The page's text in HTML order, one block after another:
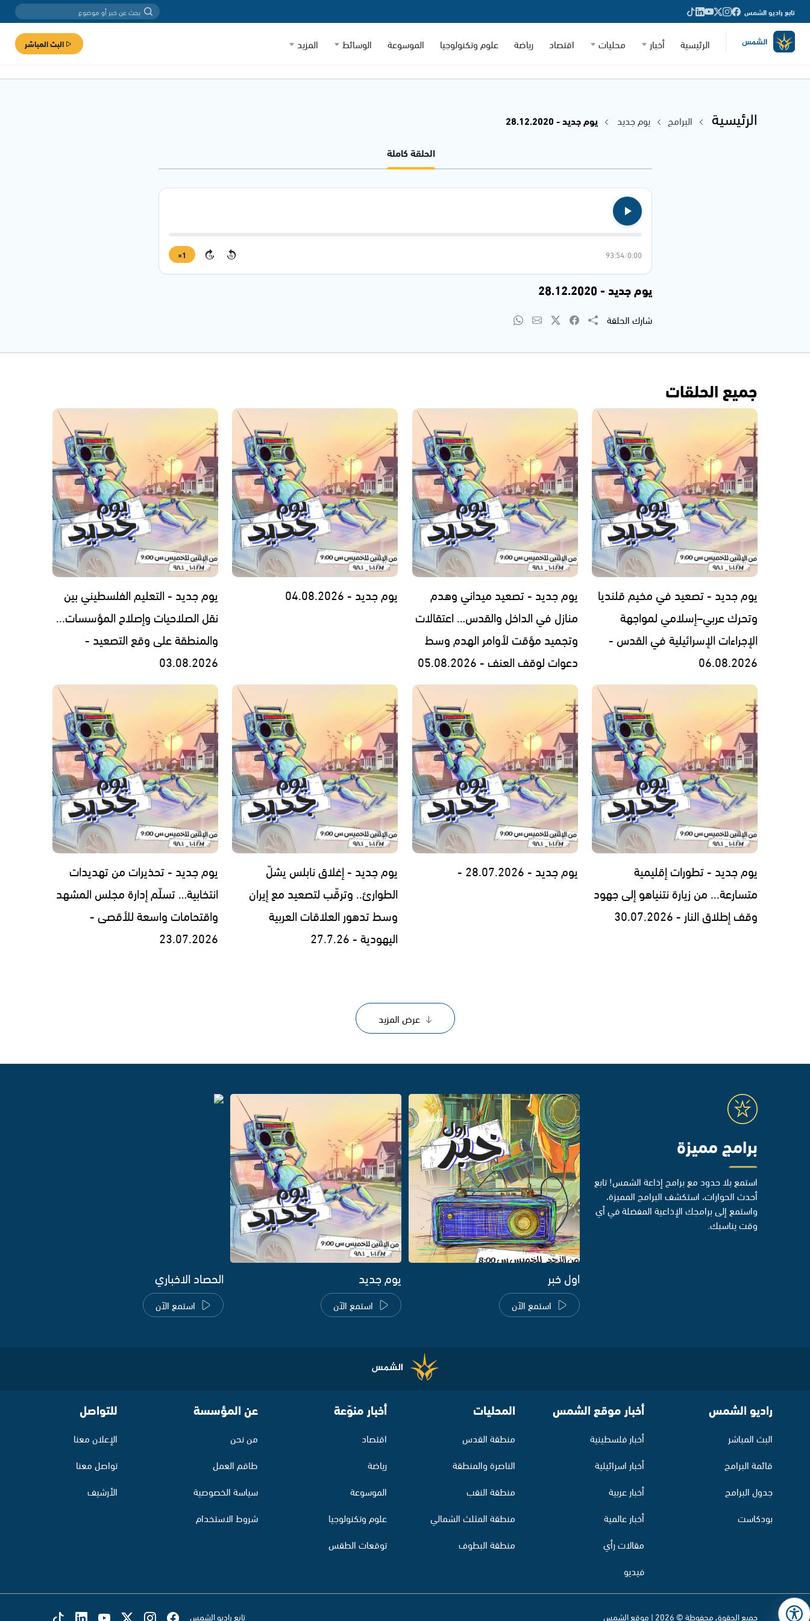
تابع راديو الشمس
الرئيسية أخبار محليات اقتصاد رياضة علوم وتكنولوجيا الموسوعة الوسائط المزيد البث المباشر
الرئيسية البرامج يوم جديد
يوم جديد - 28.12.2020
الحلقة كاملة
0:00
/
93:54
15
15
1×
يوم جديد - 28.12.2020
شارك الحلقة
جميع الحلقات
يوم جديد - تصعيد في مخيم قلنديا
وتحرك عربي–إسلامي لمواجهة
الإجراءات الإسرائيلية في القدس -
06.08.2026
يوم جديد - تصعيد ميداني وهدم
منازل في الداخل والقدس… اعتقالات
وتجميد مؤقت لأوامر الهدم وسط
دعوات لوقف العنف - 05.08.2026
يوم جديد - 04.08.2026
يوم جديد - التعليم الفلسطيني بين
نقل الصلاحيات وإصلاح المؤسسات...
والمنطقة على وقع التصعيد -
03.08.2026
يوم جديد - تطورات إقليمية
متسارعة... من زيارة نتنياهو إلى جهود
وقف إطلاق النار - 30.07.2026
يوم جديد - 28.07.2026 -
يوم جديد - إغلاق نابلس يشلّ
الطوارئ.. وترقّب لتصعيد مع إيران
وسط تدهور العلاقات العربية
اليهودية - 27.7.26
يوم جديد - تحذيرات من تهديدات
انتخابية… تسلّم إدارة مجلس المشهد
واقتحامات واسعة للأقصى -
23.07.2026
عرض المزيد
برامج مميزة
استمع بلا حدود مع برامج إذاعة الشمس! تابع
أحدث الحوارات، استكشف البرامج المميزة،
واستمع إلى برامجك الإذاعية المفضلة في أي
وقت يناسبك.
اول خبر
استمع الآن
يوم جديد
استمع الآن
الحصاد الاخباري
استمع الآن
راديو الشمس
البث المباشر
قائمة البرامج
جدول البرامج
بودكاست
أخبار موقع الشمس
أخبار فلسطينية
أخبار اسرائيلية
أخبار عربية
أخبار عالمية
مقالات رأي
فيديو
المحليات
منطقة القدس
الناصرة والمنطقة
منطقة النقب
منطقة المثلث الشمالي
منطقة البطوف
أخبار منوّعة
اقتصاد
رياضة
الموسوعة
علوم وتكنولوجيا
توقعات الطقس
عن المؤسسة
من نحن
طاقم العمل
سياسة الخصوصية
شروط الاستخدام
للتواصل
الإعلان معنا
تواصل معنا
الأرشيف
جميع الحقوق محفوظة © 2026 | موقع الشمس تابع راديو الشمس